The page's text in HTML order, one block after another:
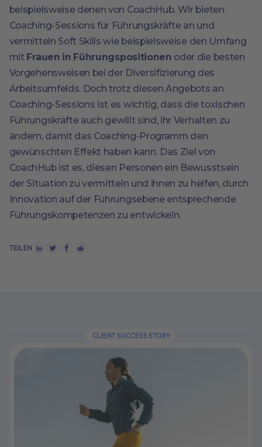
beispielsweise denen von CoachHub. Wir bieten
Coaching-Sessions für Führungskräfte an und
vermitteln Soft Skills wie beispielsweise den Umfang
mit Frauen in Führungspositionen oder die besten
Vorgehensweisen bei der Diversifizierung des
Arbeitsumfelds. Doch trotz diesen Angebots an
Coaching-Sessions ist es wichtig, dass die toxischen
Führungskräfte auch gewillt sind, ihr Verhalten zu
ändern, damit das Coaching-Programm den
gewünschten Effekt haben kann. Das Ziel von
CoachHub ist es, diesen Personen ein Bewusstsein
der Situation zu vermitteln und ihnen zu helfen, durch
Innovation auf der Führungsebene entsprechende
Führungskompetenzen zu entwickeln.
TEILEN
CLIENT SUCCESS STORY